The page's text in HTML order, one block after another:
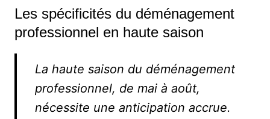
Les spécificités du déménagement
professionnel en haute saison
La haute saison du déménagement
professionnel, de mai à août,
nécessite une anticipation accrue.